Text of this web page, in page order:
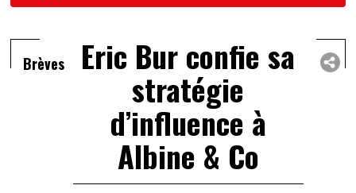
Brèves Eric Bur confie sa
stratégie
d’influence à
Albine & Co